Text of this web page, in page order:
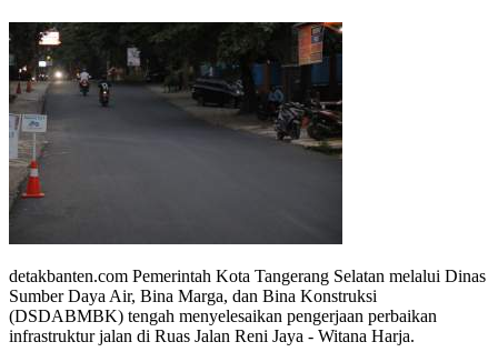
detakbanten.com Pemerintah Kota Tangerang Selatan melalui Dinas
Sumber Daya Air, Bina Marga, dan Bina Konstruksi
(DSDABMBK) tengah menyelesaikan pengerjaan perbaikan
infrastruktur jalan di Ruas Jalan Reni Jaya - Witana Harja.